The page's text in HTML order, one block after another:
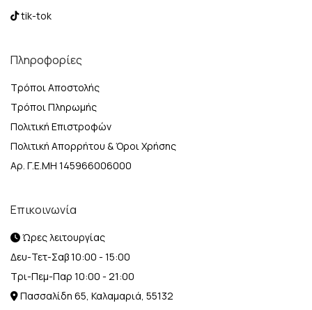
tik-tok
Πληροφορίες
Τρόποι Αποστολής
Τρόποι Πληρωμής
Πολιτική Επιστροφών
Πολιτική Απορρήτου & Όροι Χρήσης
Αρ. Γ.Ε.ΜΗ 145966006000
Επικοινωνία
Ώρες λειτουργίας
Δευ-Τετ-Σαβ 10:00 - 15:00
Τρι-Πεμ-Παρ 10:00 - 21:00
Πασσαλίδη 65, Καλαμαριά, 55132